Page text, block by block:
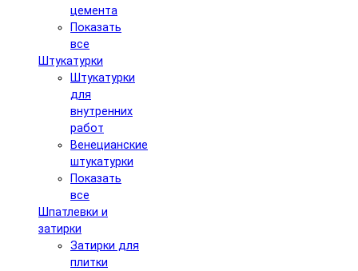
цемента
Показать
все
Штукатурки
Штукатурки
для
внутренних
работ
Венецианские
штукатурки
Показать
все
Шпатлевки и
затирки
Затирки для
плитки